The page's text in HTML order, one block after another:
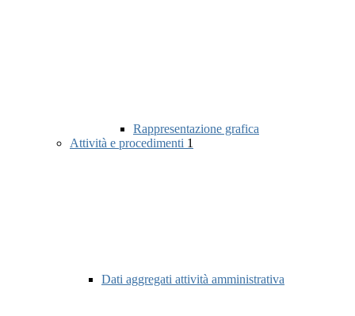
Rappresentazione grafica
Attività e procedimenti 1
Dati aggregati attività amministrativa